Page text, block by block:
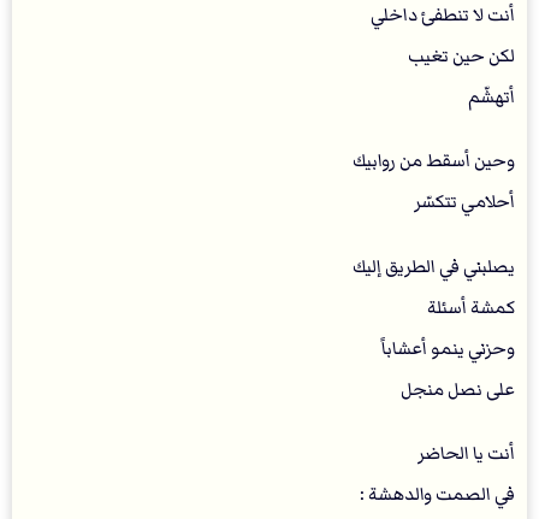
‏أنت لا تنطفئ داخلي
لكن حين تغيب
أتهشّم
وحين أسقط من روابيك
أحلامي تتكسّر
يصلبني في الطريق إليك
كمشة أسئلة
وحزني ينمو أعشاباً
على نصل منجل
أنت يا الحاضر
في الصمت والدهشة :